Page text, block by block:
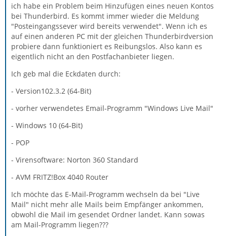
ich habe ein Problem beim Hinzufügen eines neuen Kontos
bei Thunderbird. Es kommt immer wieder die Meldung
"Posteingangssever wird bereits verwendet". Wenn ich es
auf einen anderen PC mit der gleichen Thunderbirdversion
probiere dann funktioniert es Reibungslos. Also kann es
eigentlich nicht an den Postfachanbieter liegen.
Ich geb mal die Eckdaten durch:
- Version102.3.2 (64-Bit)
- vorher verwendetes Email-Programm "Windows Live Mail"
- Windows 10 (64-Bit)
- POP
- Virensoftware: Norton 360 Standard
- AVM FRITZ!Box 4040 Router
Ich möchte das E-Mail-Programm wechseln da bei "Live
Mail" nicht mehr alle Mails beim Empfänger ankommen,
obwohl die Mail im gesendet Ordner landet. Kann sowas
am Mail-Programm liegen???